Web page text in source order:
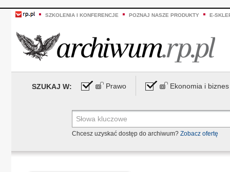
SZKOLENIA I KONFERENCJE POZNAJ NASZE PRODUKTY E-
SZUKAJ W: Prawo Ekonomia i biznes
Chcesz uzyskać dostęp do archiwum? Zobacz ofertę